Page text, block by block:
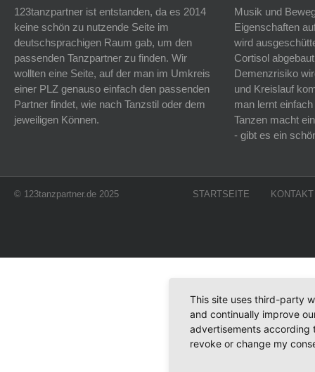
123tanzpartner ist entstanden, da es 2014
keine schön zu nutzende Seite im
deutschsprachigen Raum gab, um den
passenden Tanzpartner zu finden. Wir
wollten eine Seite, auf der man im Umkreis
einer PLZ genauso einfach den passenden
Partner findet, wie nach Tanzstil oder dem
jeweiligen Können.
Musik und
Eigenschaften
wird
Cortisol
Demenzrisiko
und Kreislauf
man lernt
Tanzen macht
- gibt es ein
© 123tanzpartner.de 2025 STARTSEITE
This site uses third-party
and continually improve
advertisements according
revoke or change my